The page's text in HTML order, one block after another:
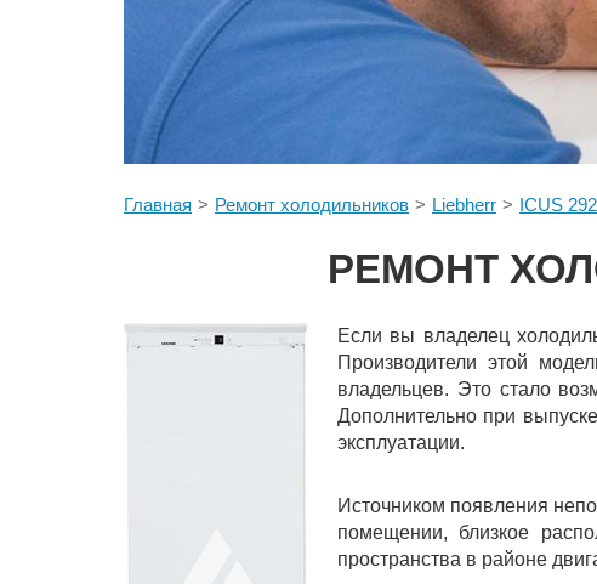
Главная Ремонт холодильников Liebherr ICUS
РЕМОНТ
Если вы владелец
Производители этой
владельцев. Это стало
Дополнительно при
эксплуатации.
Источником появления
помещении, близкое
пространства в районе